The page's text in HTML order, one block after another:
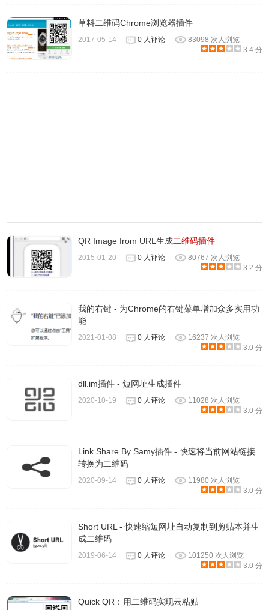
草料二维码Chrome浏览器插件
2017-05-14 0 人评论
83098 次人浏览
3.4 分
QR Image from URL生成二维码插件
2015-01-20 0 人评论
80767 次人浏览
3.2 分
我的右键 - 为Chrome的右键菜单增加众多实用功
能
2021-01-08 0 人评论
16237 次人浏览
3.0 分
dll.im插件 - 短网址生成插件
2020-10-19 0 人评论
11028 次人浏览
3.0 分
Link Share By Samy插件 - 快速将当前网站链接
转换为二维码
2020-09-14 0 人评论
11980 次人浏览
3.0 分
Short URL - 快速缩短网址自动复制到剪贴本并生
成二维码
2019-06-14 0 人评论
101250 次人浏览
3.0 分
Quick QR：用二维码实现云粘贴